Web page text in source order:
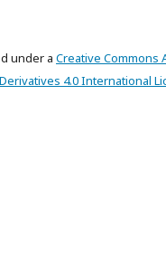
under a Creative Commons
4.0 International